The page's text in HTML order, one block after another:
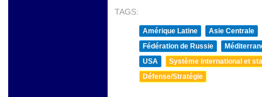
TAGS:
Amérique Latine
Asie Centrale
Fédération de Russie
USA
Système international et
Défense/Stratégie